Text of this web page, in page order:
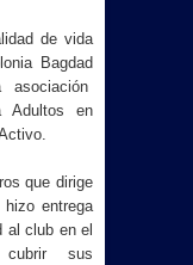
de vida
Bagdad
Adultos en
que dirige
entrega
al club en el
sus